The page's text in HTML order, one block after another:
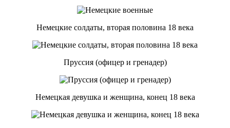
Немецкие солдаты, вторая половина 18 века
Пруссия (офицер и гренадер)
Немецкая девушка и женщина, конец 18 века